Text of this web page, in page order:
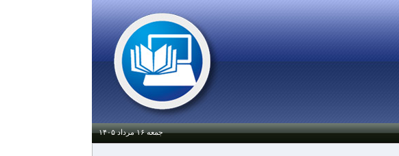
جمعه ۱۶ مرداد ۱۴۰۵